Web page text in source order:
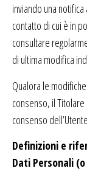
inviando una
contatto di cui è in
consultare
di ultima modifica
Qualora le
consenso, il
consenso
Definizioni e
Dati Personali